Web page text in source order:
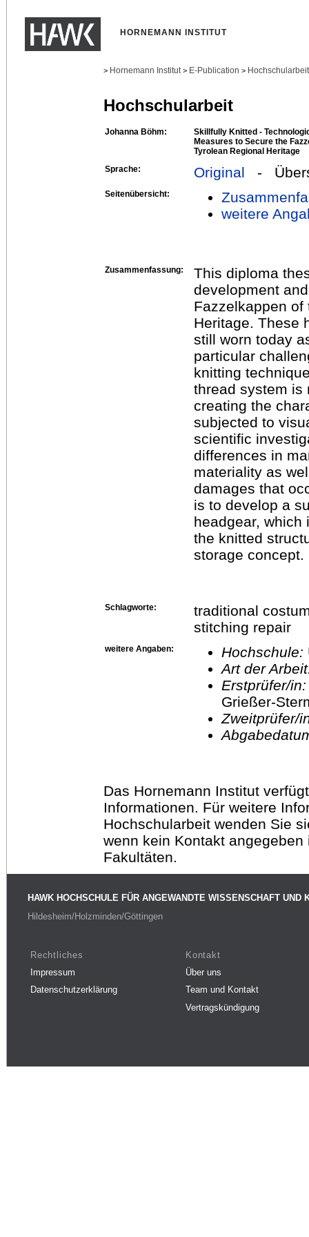
HORNEMANN INSTITUT
> Hornemann Institut > E-Publication >
Hochschularbeit
Johanna Böhm:
Skillfully Knitted -
Measures to Secure the
Tyrolean Regional Heritage
Sprache:
Original -
Seitenübersicht:
weitere
Zusammenfassung:
This diploma
development
Fazzelkappen of
Heritage. These
still worn today
particular
knitting
thread system is
creating the
subjected to
scientific
differences in
materiality as
damages that
is to develop a
headgear, which
the knitted
storage concept.
Schlagworte:
traditional
stitching repair
weitere Angaben: Hochschule:
Art der
Erstprüfer/
Grießer-
Das Hornemann Institut
Informationen. Für weitere
Hochschularbeit wenden Sie
wenn kein Kontakt
Fakultäten.
HAWK HOCHSCHULE FÜR ANGEWANDTE WISSENSCHAFT UND
Hildesheim/Holzminden/Göttingen
Rechtliches
Impressum
Datenschutzerklärung
Kontakt
Über uns
Team und Kontakt
Vertragskündigung